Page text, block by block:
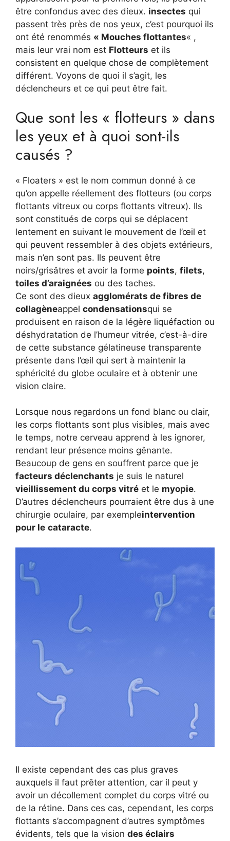
être confondus avec des dieux. insectes qui
passent très près de nos yeux, c’est pourquoi ils
ont été renommés « Mouches flottantes« ,
mais leur vrai nom est Flotteurs et ils
consistent en quelque chose de complètement
différent. Voyons de quoi il s’agit, les
déclencheurs et ce qui peut être fait.
Que sont les « flotteurs » dans
les yeux et à quoi sont-ils
causés ?
« Floaters » est le nom commun donné à ce
qu’on appelle réellement des flotteurs (ou corps
flottants vitreux ou corps flottants vitreux). Ils
sont constitués de corps qui se déplacent
lentement en suivant le mouvement de l’œil et
qui peuvent ressembler à des objets extérieurs,
mais n’en sont pas. Ils peuvent être
noirs/grisâtres et avoir la forme points, filets,
toiles d’araignées ou des taches.
Ce sont des dieux agglomérats de fibres de
collagèneappel condensationsqui se
produisent en raison de la légère liquéfaction ou
déshydratation de l’humeur vitrée, c’est-à-dire
de cette substance gélatineuse transparente
présente dans l’œil qui sert à maintenir la
sphéricité du globe oculaire et à obtenir une
vision claire.
Lorsque nous regardons un fond blanc ou clair,
les corps flottants sont plus visibles, mais avec
le temps, notre cerveau apprend à les ignorer,
rendant leur présence moins gênante.
Beaucoup de gens en souffrent parce que je
facteurs déclenchants je suis le naturel
vieillissement du corps vitré et le myopie.
D’autres déclencheurs pourraient être dus à une
chirurgie oculaire, par exempleintervention
pour le cataracte.
Il existe cependant des cas plus graves
auxquels il faut prêter attention, car il peut y
avoir un décollement complet du corps vitré ou
de la rétine. Dans ces cas, cependant, les corps
flottants s’accompagnent d’autres symptômes
évidents, tels que la vision des éclairs